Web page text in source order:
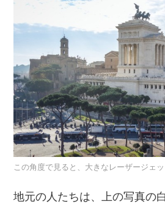
この角度で見ると、大きなレーザージェ
地元の人たちは、上の写真の